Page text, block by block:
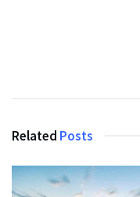
Related Posts